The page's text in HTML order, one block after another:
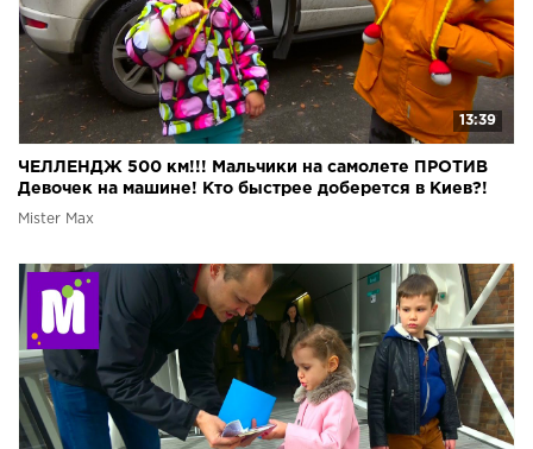
13:39
ЧЕЛЛЕНДЖ 500 км!!! Мальчики на самолете ПРОТИВ
Девочек на машине! Кто быстрее доберется в Киев?!
Mister Max